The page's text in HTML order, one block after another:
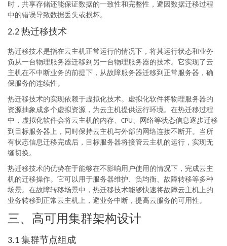
时，共享存储还能保证数据的一致性和完整性，避因数据迁移过程
中的错误导致数据丢失或损坏。
2.2 热迁移技术
热迁移技术是指在云主机正常运行的情况下，将其运行状态和业务
负从一台物理服务器迁移到另一台物理服务器的技术。它实现了云
主机在不中断业务的前提下，从故障服务器迁移到正常服务器，确
保服务的连续性。
热迁移技术的实现依赖于虚拟化技术。虚拟化软件将物理服务器的
资源抽象成多个虚拟资源，为云主机提供运行环境。在热迁移过程
中，虚拟化软件会将云主机的内存、 CPU、网络等状态信息逐步迁移
到目标服务器上，同时保持云主机与外部的网络连接不断开。当所
有状态信息迁移完成后，目标服务器将接管云主机的运行，实现无
缝切换。
热迁移技术的优势在于能够在不影响用户使用的情况下，完成云主
机的迁移操作。它可以用于服务器维护、负均衡、故障转移等多种
场景。在故障转移场景中，热迁移技术能够快速将故障云主机上的
业务转移到正常云主机上，避业务中断，提高云服务的可用性。
三、高可用集群架构设计
3.1 集群节点组成